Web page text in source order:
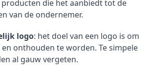
die het aanbiedt tot de
van de ondernemer.
logo: het doel van een logo is om
en onthouden te worden. Te simpele
al gauw vergeten.